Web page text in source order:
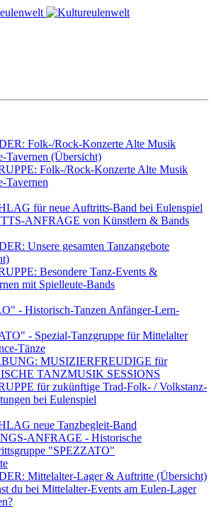
Folk-/Rock-Konzerte Alte Musik
Tavernen (Übersicht)
Folk-/Rock-Konzerte Alte Musik
Tavernen
für neue Auftritts-Band bei Eulenspiel
ANFRAGE von Künstlern & Bands
Unsere gesamten Tanzangebote
Besondere Tanz-Events &
mit Spielleute-Bands
- Historisch-Tanzen Anfänger-Lern-
- Spezial-Tanzgruppe für Mittelalter
Tänze
MUSIZIERFREUDIGE für
TANZMUSIK SESSIONS
für zukünftige Trad-Folk- / Volkstanz-
bei Eulenspiel
neue Tanzbegleit-Band
ANFRAGE - Historische
"SPEZZATO"
Mittelalter-Lager & Auftritte (Übersicht)
du bei Mittelalter-Events am Eulen-Lager